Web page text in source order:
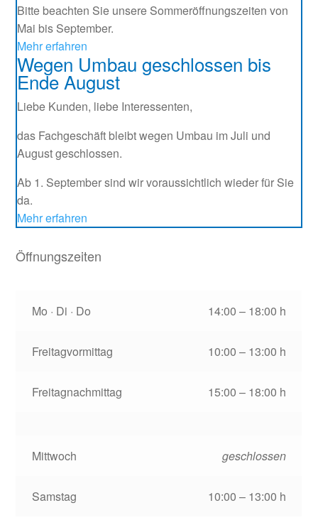
Bitte beachten Sie unsere Sommeröffnungszeiten von
Mai bis September.
Mehr erfahren
Wegen Umbau geschlossen bis
Ende August
Liebe Kunden, liebe Interessenten,
das Fachgeschäft bleibt wegen Umbau im Juli und
August geschlossen.
Ab 1. September sind wir voraussichtlich wieder für Sie
da.
Mehr erfahren
Öffnungszeiten
Mo · Di · Do 14:00 – 18:00 h
Freitagvormittag 10:00 – 13:00 h
Freitagnachmittag 15:00 – 18:00 h
Mittwoch geschlossen
Samstag 10:00 – 13:00 h